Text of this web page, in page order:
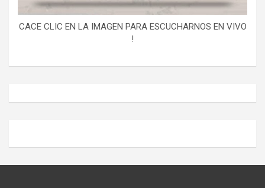
CACE CLIC EN LA IMAGEN PARA ESCUCHARNOS EN VIVO
!